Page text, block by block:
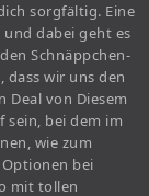
sorgfältig. Eine
dabei geht es
Schnäppchen-
dass wir uns den
Deal von Diesem
sein, bei dem im
wie zum
bei
mit tollen